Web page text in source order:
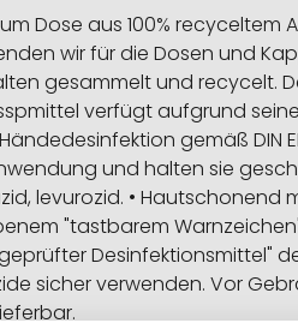
Dose aus 100%
wir für die Dosen und
gesammelt und recycelt.
verfügt aufgrund
gemäß DIN
und halten sie
levurozid. •
"tastbarem Warnzeichen"
Desinfektionsmittel"
sicher verwenden. Vor